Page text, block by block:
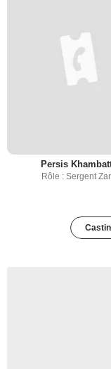
Persis
Rôle : Sergent